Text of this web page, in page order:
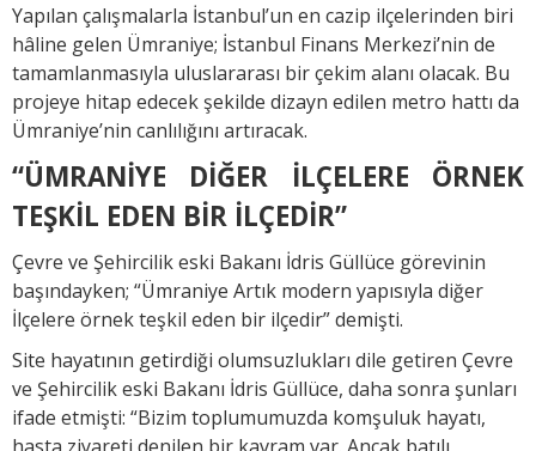
Yapılan çalışmalarla İstanbul’un en cazip ilçelerinden biri
hâline gelen Ümraniye; İstanbul Finans Merkezi’nin de
tamamlanmasıyla uluslararası bir çekim alanı olacak. Bu
projeye hitap edecek şekilde dizayn edilen metro hattı da
Ümraniye’nin canlılığını artıracak.
“ÜMRANİYE DİĞER İLÇELERE ÖRNEK
TEŞKİL EDEN BİR İLÇEDİR”
Çevre ve Şehircilik eski Bakanı İdris Güllüce görevinin
başındayken; “Ümraniye Artık modern yapısıyla diğer
İlçelere örnek teşkil eden bir ilçedir” demişti.
Site hayatının getirdiği olumsuzlukları dile getiren Çevre
ve Şehircilik eski Bakanı İdris Güllüce, daha sonra şunları
ifade etmişti: “Bizim toplumumuzda komşuluk hayatı,